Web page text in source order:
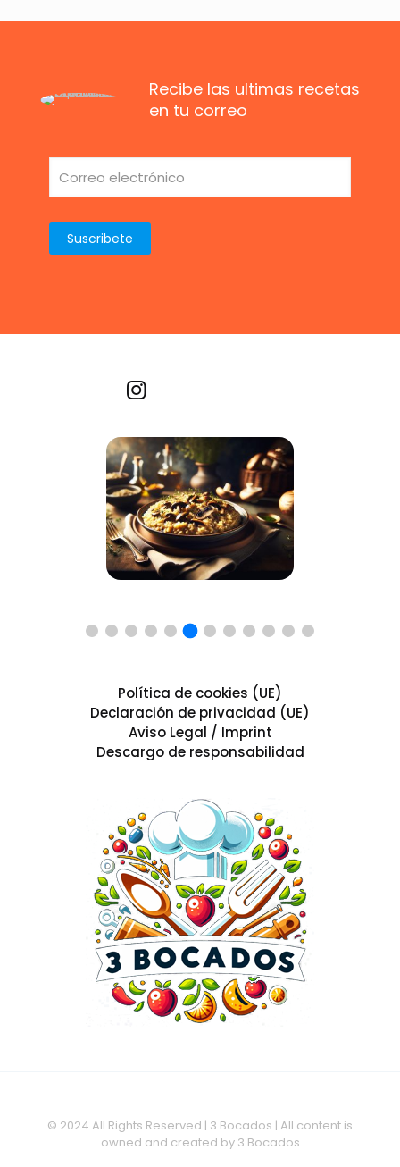
Recibe las ultimas recetas
en tu correo
Política de cookies (UE)
Declaración de privacidad (UE)
Aviso Legal / Imprint
Descargo de responsabilidad
© 2024 All Rights Reserved | 3 Bocados | All content is
owned and created by 3 Bocados